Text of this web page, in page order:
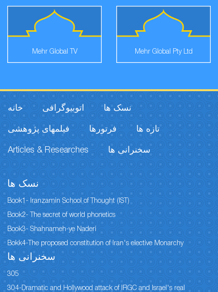
Mehr Global TV Mehr Global Pty Ltd
خانه اتوبیوگرافی نسک ها
فیلمهای پژوهشی فرتورها تازه ها
Articles & Researches سخنرانی ها
نسک ها
Book1- Iranzamin School of Thought (IST)
Book2- The secret of world phonetics
Book3- Shahnameh-ye Naderi
Bokk4-The proposed constitution of Iran's elective Monarchy
سخنرانی ها
305
304-Dramatic and Hollywood attack of IRGC and Israel's real